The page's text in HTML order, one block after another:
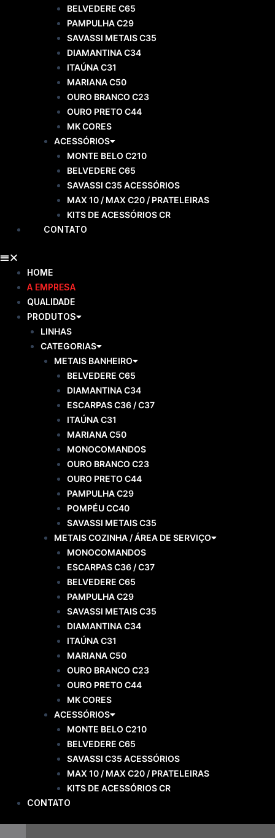
BELVEDERE C65
PAMPULHA C29
SAVASSI METAIS C35
DIAMANTINA C34
ITAÚNA C31
MARIANA C50
OURO BRANCO C23
OURO PRETO C44
MK CORES
ACESSÓRIOS
MONTE BELO C210
BELVEDERE C65
SAVASSI C35 ACESSÓRIOS
MAX 10 / MAX C20 / PRATELEIRAS
KITS DE ACESSÓRIOS CR
CONTATO
HOME
A EMPRESA
QUALIDADE
PRODUTOS
LINHAS
CATEGORIAS
METAIS BANHEIRO
BELVEDERE C65
DIAMANTINA C34
ESCARPAS C36 / C37
ITAÚNA C31
MARIANA C50
MONOCOMANDOS
OURO BRANCO C23
OURO PRETO C44
PAMPULHA C29
POMPÉU CC40
SAVASSI METAIS C35
METAIS COZINHA / ÁREA DE SERVIÇO
MONOCOMANDOS
ESCARPAS C36 / C37
BELVEDERE C65
PAMPULHA C29
SAVASSI METAIS C35
DIAMANTINA C34
ITAÚNA C31
MARIANA C50
OURO BRANCO C23
OURO PRETO C44
MK CORES
ACESSÓRIOS
MONTE BELO C210
BELVEDERE C65
SAVASSI C35 ACESSÓRIOS
MAX 10 / MAX C20 / PRATELEIRAS
KITS DE ACESSÓRIOS CR
CONTATO